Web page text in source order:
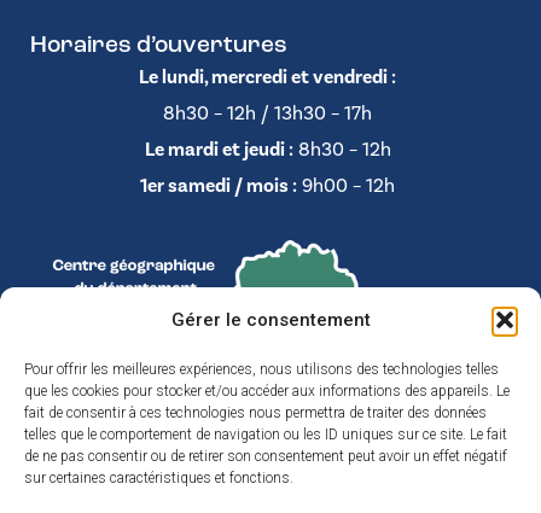
Gérer le consentement
Pour offrir les meilleures expériences, nous utilisons des technologies telles
que les cookies pour stocker et/ou accéder aux informations des appareils. Le
fait de consentir à ces technologies nous permettra de traiter des données
telles que le comportement de navigation ou les ID uniques sur ce site. Le fait
de ne pas consentir ou de retirer son consentement peut avoir un effet négatif
sur certaines caractéristiques et fonctions.
Horaires d’ouvertures
Le lundi, mercredi et vendredi :
8h30 – 12h / 13h30 – 17h
Le mardi et jeudi :8h30 – 12h
1er samedi / mois : 9h00 – 12h